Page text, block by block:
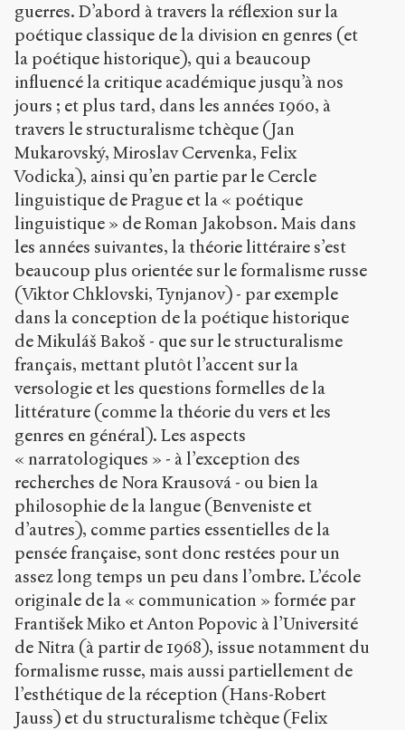
guerres. D’abord à travers la réflexion sur la
poétique classique de la division en genres (et
la poétique historique), qui a beaucoup
influencé la critique académique jusqu’à nos
jours ; et plus tard, dans les années 1960, à
travers le structuralisme tchèque (Jan
Mukarovský, Miroslav Cervenka, Felix
Vodicka), ainsi qu’en partie par le Cercle
linguistique de Prague et la « poétique
linguistique » de Roman Jakobson. Mais dans
les années suivantes, la théorie littéraire s’est
beaucoup plus orientée sur le formalisme russe
(Viktor Chklovski, Tynjanov) - par exemple
dans la conception de la poétique historique
de Mikuláš Bakoš - que sur le structuralisme
français, mettant plutôt l’accent sur la
versologie et les questions formelles de la
littérature (comme la théorie du vers et les
genres en général). Les aspects
« narratologiques » - à l’exception des
recherches de Nora Krausová - ou bien la
philosophie de la langue (Benveniste et
d’autres), comme parties essentielles de la
pensée française, sont donc restées pour un
assez long temps un peu dans l’ombre. L’école
originale de la « communication » formée par
František Miko et Anton Popovic à l’Université
de Nitra (à partir de 1968), issue notamment du
formalisme russe, mais aussi partiellement de
l’esthétique de la réception (Hans-Robert
Jauss) et du structuralisme tchèque (Felix